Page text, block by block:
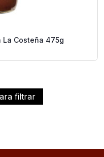
filtrar
La Costeña 475g